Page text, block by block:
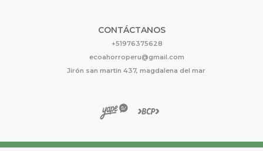
CONTÁCTANOS
+51976375628
ecoahorroperu@gmail.com
Jirón san martin 437, magdalena del mar